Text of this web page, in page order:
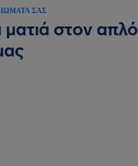
ΣΑΣ
ματιά στον απλό